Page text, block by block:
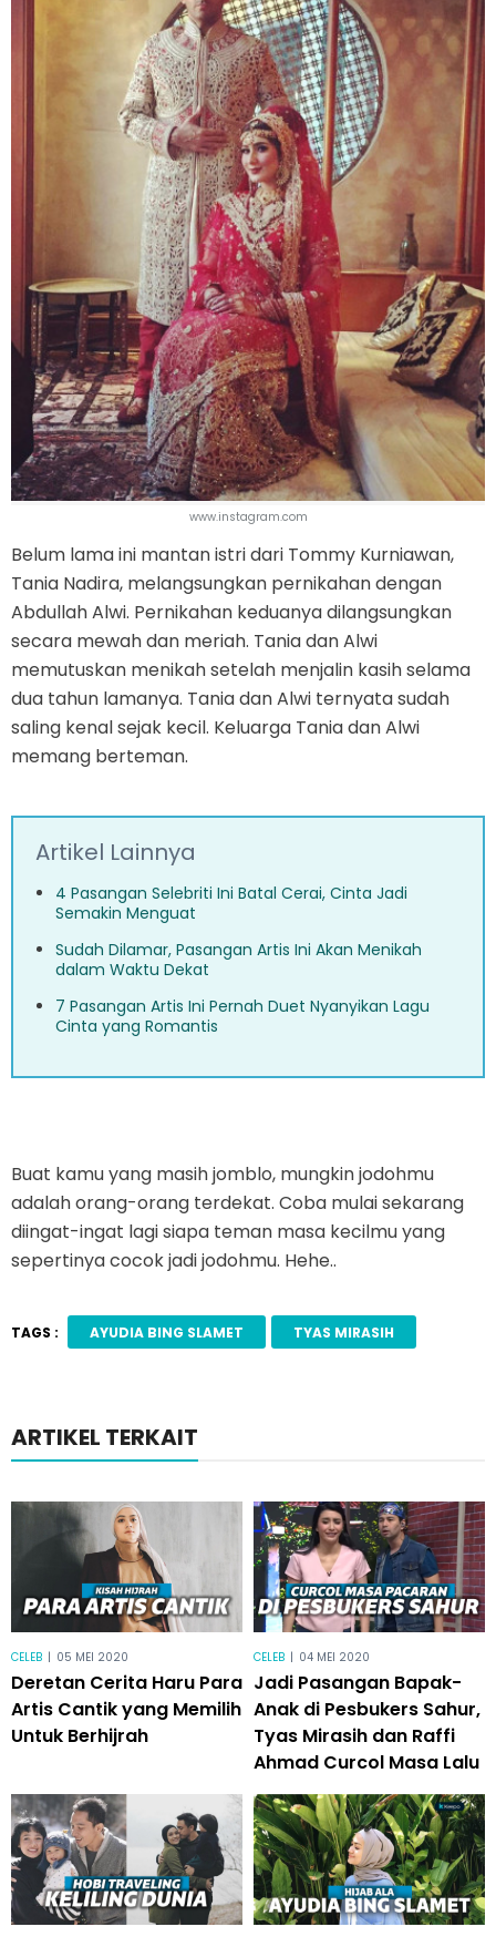
www.instagram.com
Belum lama ini mantan istri dari Tommy Kurniawan,
Tania Nadira, melangsungkan pernikahan dengan
Abdullah Alwi. Pernikahan keduanya dilangsungkan
secara mewah dan meriah. Tania dan Alwi
memutuskan menikah setelah menjalin kasih selama
dua tahun lamanya. Tania dan Alwi ternyata sudah
saling kenal sejak kecil. Keluarga Tania dan Alwi
memang berteman.
Artikel Lainnya
4 Pasangan Selebriti Ini Batal Cerai, Cinta Jadi
Semakin Menguat
Sudah Dilamar, Pasangan Artis Ini Akan Menikah
dalam Waktu Dekat
7 Pasangan Artis Ini Pernah Duet Nyanyikan Lagu
Cinta yang Romantis
Buat kamu yang masih jomblo, mungkin jodohmu
adalah orang-orang terdekat. Coba mulai sekarang
diingat-ingat lagi siapa teman masa kecilmu yang
sepertinya cocok jadi jodohmu. Hehe..
TAGS : AYUDIA BING SLAMET TYAS MIRASIH
ARTIKEL TERKAIT
CELEB | 05 MEI 2020
Deretan Cerita Haru Para
Artis Cantik yang Memilih
Untuk Berhijrah
CELEB | 04 MEI 2020
Jadi Pasangan Bapak-
Anak di Pesbukers Sahur,
Tyas Mirasih dan Raffi
Ahmad Curcol Masa Lalu